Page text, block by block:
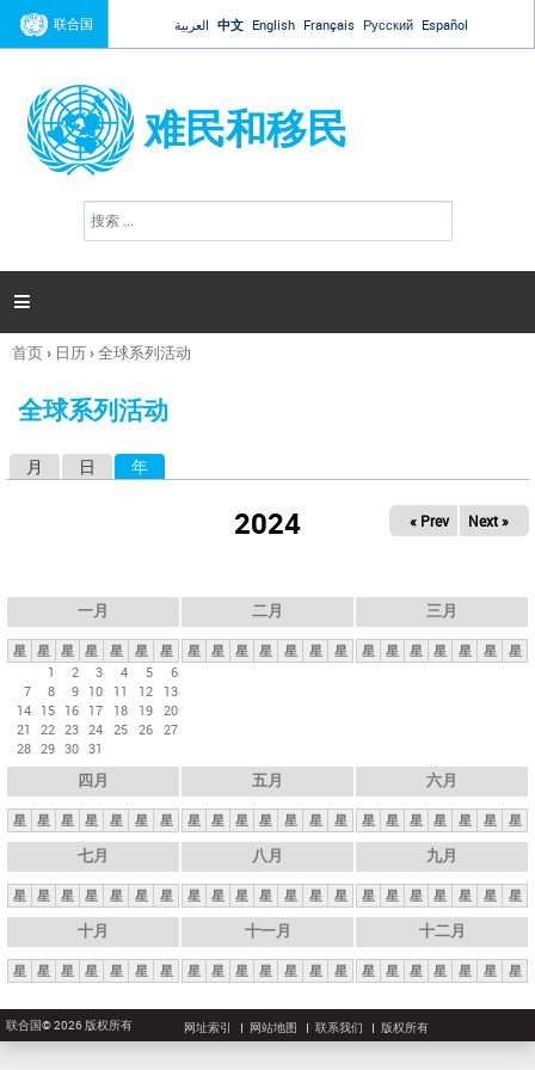
Jump to navigation
联合国 العربية 中文 English Français Русский Español
难民和移民
搜
索

你
这
首页› 日历›全球系列活动
全球系列活动
月 日 年
2024 « Prev Next »
一月
星 星 星 星 星 星
星
1
2 3 4 5
6
7
8 9 10 11 12
13
14 15 16 17 18 19 20
21
22 23 24 25 26 27
28 29 30 31
二月
星 星 星 星 星 星 星
三月
星 星 星 星 星 星 星
四月
星 星 星 星 星 星 星
五月
星 星 星 星 星 星 星
六月
星 星 星 星 星 星 星
七月
星 星 星 星 星 星 星
八月
星 星 星 星 星 星 星
九月
星 星 星 星 星 星 星
十月
星 星 星 星 星 星 星
十一月
星 星 星 星 星 星 星
十二月
星 星 星 星 星 星 星
联合国© 2026 版权所有 网址索引 网站地图 联系我们 版权所有